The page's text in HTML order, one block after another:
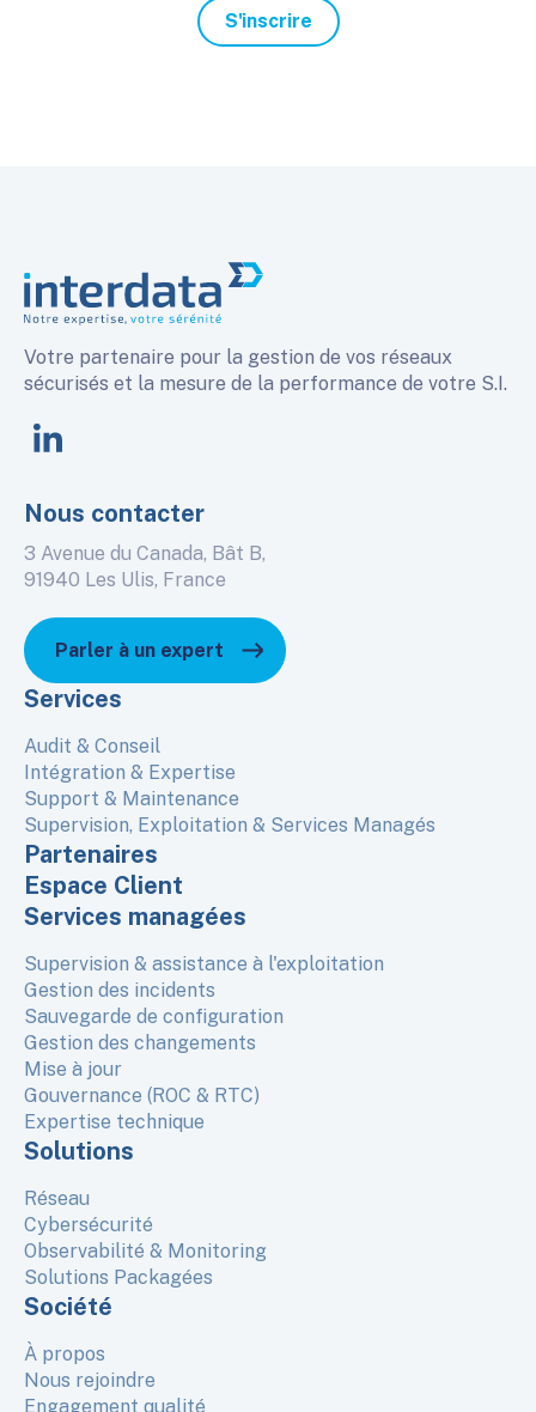
Votre partenaire pour la gestion de vos réseaux
sécurisés et la mesure de la performance de votre S.I.
linkedin
Nous contacter
3 Avenue du Canada, Bât B,
91940 Les Ulis, France
Parler à un expert
Services
Audit & Conseil
Intégration & Expertise
Support & Maintenance
Supervision, Exploitation & Services Managés
Partenaires
Espace Client
Services managées
Supervision & assistance à l'exploitation
Gestion des incidents
Sauvegarde de configuration
Gestion des changements
Mise à jour
Gouvernance (ROC & RTC)
Expertise technique
Solutions
Réseau
Cybersécurité
Observabilité & Monitoring
Solutions Packagées
Société
À propos
Nous rejoindre
Engagement qualité